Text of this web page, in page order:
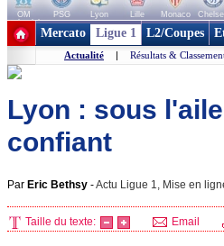
OM PSG Lyon Lille Monaco
+ de clubs
Mercato Ligue 1 L2/Coupes
Actualité | Résultats &
Lyon : sous
confiant
Par Eric Bethsy -Actu Ligue 1, Mise en
Taille du texte: Email